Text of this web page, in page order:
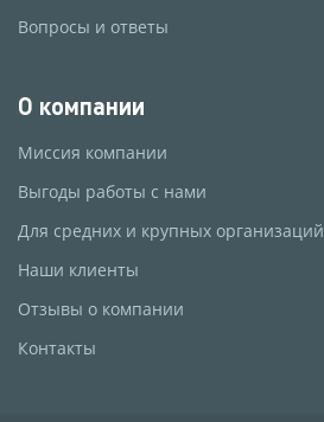
Вопросы и ответы
О компании
Миссия компании
Выгоды работы с нами
Для средних и крупных организаций
Наши клиенты
Отзывы о компании
Контакты